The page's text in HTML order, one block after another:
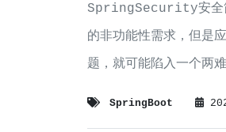
SpringSecurity安全简
的非功能性需求，但是
题，就可能陷入一个两
SpringBoot